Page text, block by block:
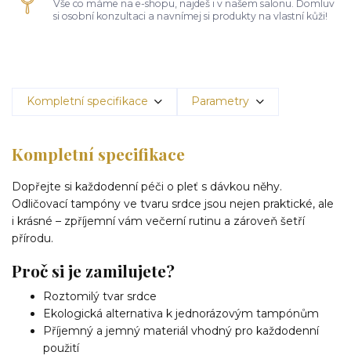
Vše co máme na e-shopu, najdeš i v našem salonu. Domluv
si osobní konzultaci a navnímej si produkty na vlastní kůži!
Kompletní specifikace Parametry
Kompletní specifikace
Dopřejte si každodenní péči o pleť s dávkou něhy.
Odličovací tampóny ve tvaru srdce jsou nejen praktické, ale
i krásné – zpříjemní vám večerní rutinu a zároveň šetří
přírodu.
Proč si je zamilujete?
Roztomilý tvar srdce
Ekologická alternativa k jednorázovým tampónům
Příjemný a jemný materiál vhodný pro každodenní
použití